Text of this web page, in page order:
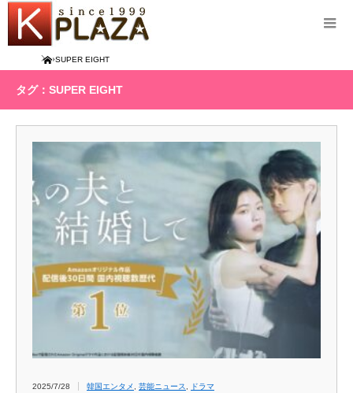
HomeSUPER EIGHT
タグ：SUPER EIGHT
2025/7/28 韓国エンタメ 芸能ニュース ドラマ